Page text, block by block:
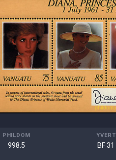
PHILDOM
998.5
YVERT
BF 31